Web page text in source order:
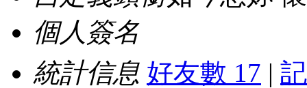
個人簽名
統計信息 好友數 17 |